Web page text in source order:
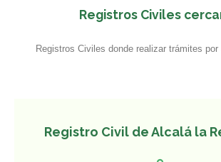
Registros Civiles
Registros Civiles donde realizar trámites por
Registro Civil de Alcalá la